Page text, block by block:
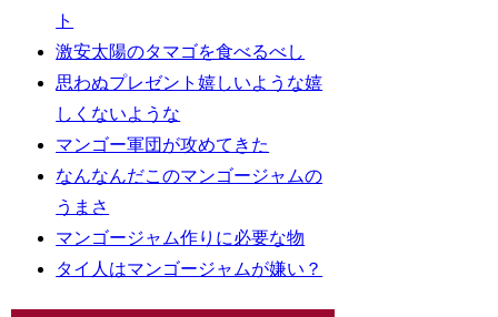
ト
激安太陽のタマゴを食べるべし
思わぬプレゼント嬉しいような嬉
しくないような
マンゴー軍団が攻めてきた
なんなんだこのマンゴージャムの
うまさ
マンゴージャム作りに必要な物
タイ人はマンゴージャムが嫌い？